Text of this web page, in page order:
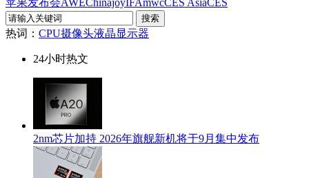
热词： CPU摄像头液晶显示器
24小时热文
2nm芯片加持 2026年旗舰新机将于9月集中发布